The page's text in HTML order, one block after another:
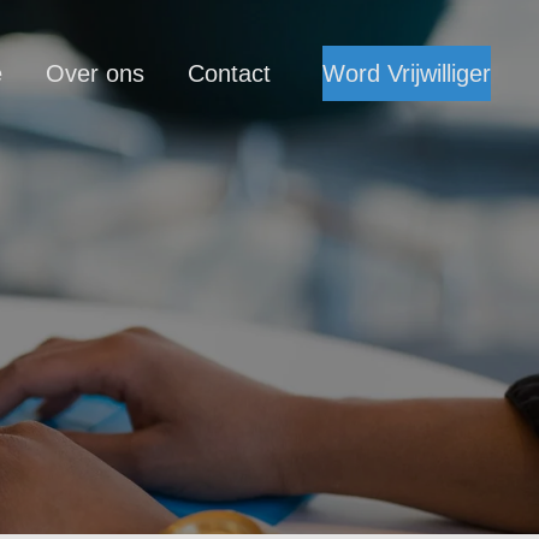
Over ons Contact Word Vrijwilliger